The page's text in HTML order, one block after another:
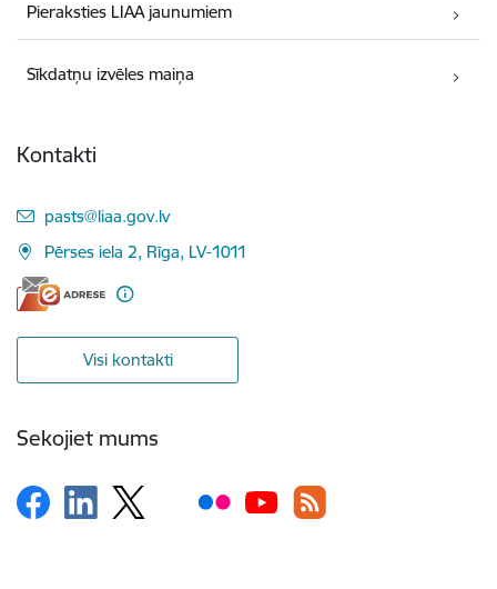
Pieraksties LIAA jaunumiem
Sīkdatņu izvēles maiņa
Kontakti
E-pasts:
pasts@liaa.gov.lv
Pērses iela 2, Rīga, LV-1011
Visi kontakti
Sekojiet mums